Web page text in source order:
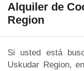
Alquiler de
Region
Si usted está
Uskudar Region,